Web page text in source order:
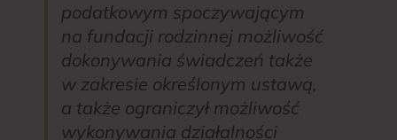
podatkowym spoczywającym
na fundacji rodzinnej możliwość
dokonywania świadczeń także
w zakresie określonym ustawą,
a także ograniczył możliwość
wykonywania działalności